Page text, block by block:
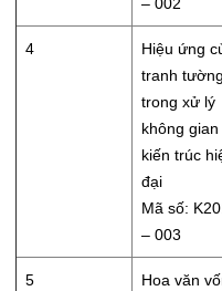
4
Hiệu ứng
tranh tường
trong xử lý
không gian
kiến trúc
đại
Mã số:
– 003
5
Hoa văn